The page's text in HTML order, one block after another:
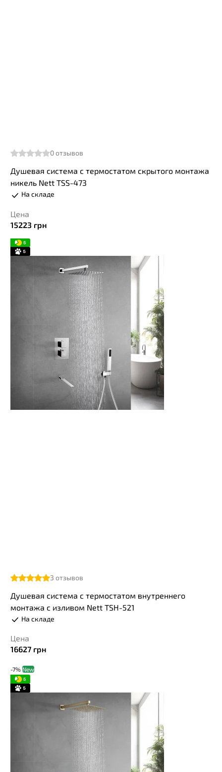
0отзывов
Душевая система с термостатом скрытого монтажа
никель Nett TSS-473
На складе
Цена
15223 грн
3 отзывов
Душевая система с термостатом внутреннего
монтажа с изливом Nett TSH-521
На складе
Цена
16627 грн
-7% New